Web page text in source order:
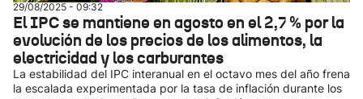
29/08/2025 - 09:32
El IPC se mantiene en agosto en el 2,7 % por la
evolución de los precios de los alimentos, la
electricidad y los carburantes
La estabilidad del IPC interanual en el octavo mes del año frena
la escalada experimentada por la tasa de inflación durante los